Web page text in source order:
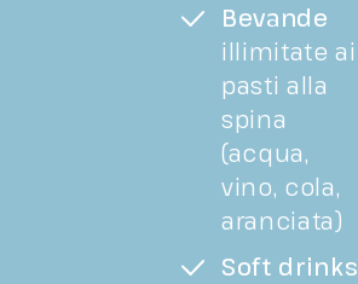
Bevande
illimitate ai
pasti alla
spina
(acqua,
vino, cola,
aranciata)
Soft drinks